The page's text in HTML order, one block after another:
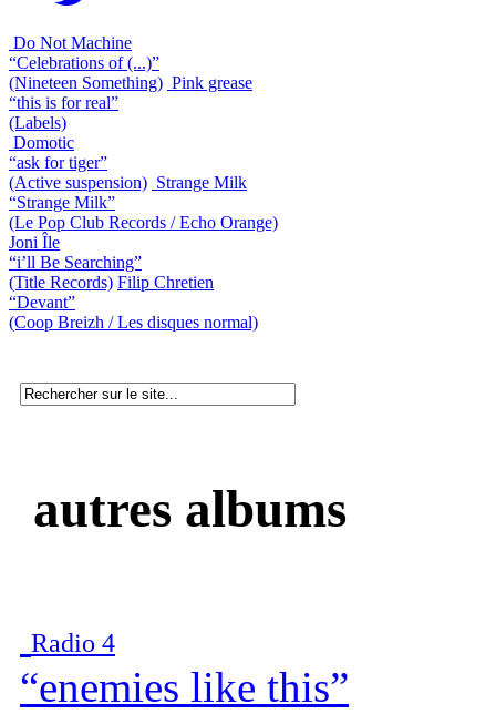
Do Not Machine
“Celebrations of (...)”
(Nineteen Something) Pink grease
“this is for real”
(Labels)
Domotic
“ask for tiger”
(Active suspension) Strange Milk
“Strange Milk”
(Le Pop Club Records / Echo Orange)
Joni Île
“i’ll Be Searching”
(Title Records) Filip Chretien
“Devant”
(Coop Breizh / Les disques normal)
autres albums
Radio 4
“enemies like this”